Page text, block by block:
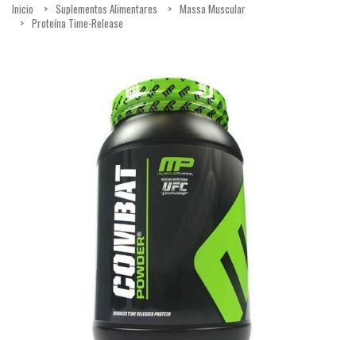
Inicio Suplementos Alimentares
Massa Muscular
Proteína Time-Release